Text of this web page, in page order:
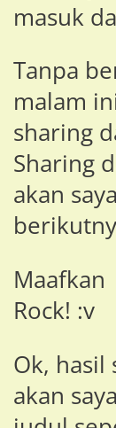
masuk
Tanpa
malam
sharing
Sharing
akan
Maafkan
Rock! :v
Ok, hasil
akan